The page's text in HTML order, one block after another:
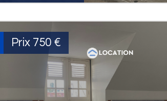
Prix 750 €